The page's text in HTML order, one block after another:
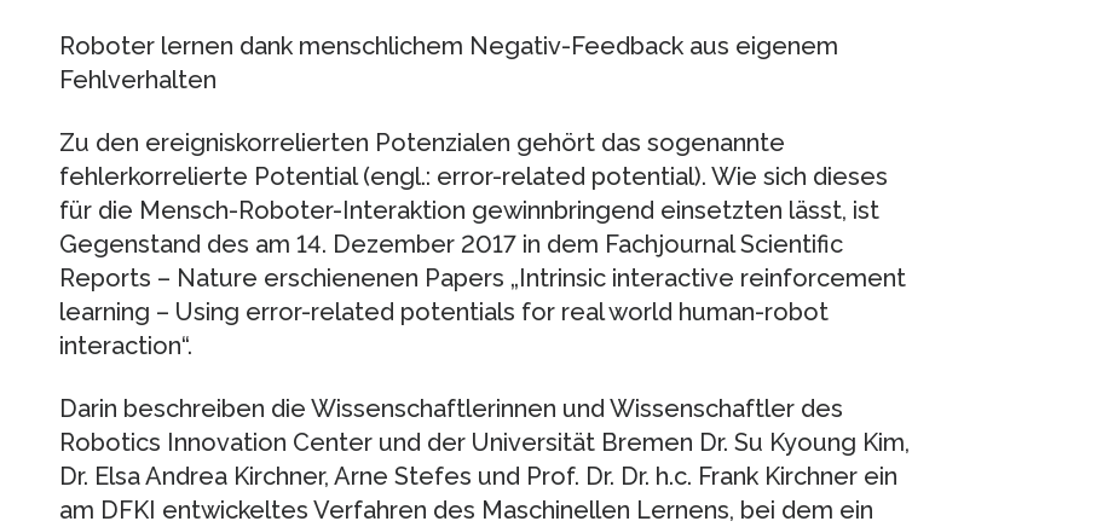
Roboter lernen dank menschlichem Negativ-Feedback aus eigenem
Fehlverhalten
Zu den ereigniskorrelierten Potenzialen gehört das sogenannte
fehlerkorrelierte Potential (engl.: error-related potential). Wie sich dieses
für die Mensch-Roboter-Interaktion gewinnbringend einsetzten lässt, ist
Gegenstand des am 14. Dezember 2017 in dem Fachjournal Scientific
Reports – Nature erschienenen Papers „Intrinsic interactive reinforcement
learning – Using error-related potentials for real world human-robot
interaction“.
Darin beschreiben die Wissenschaftlerinnen und Wissenschaftler des
Robotics Innovation Center und der Universität Bremen Dr. Su Kyoung Kim,
Dr. Elsa Andrea Kirchner, Arne Stefes und Prof. Dr. Dr. h.c. Frank Kirchner ein
am DFKI entwickeltes Verfahren des Maschinellen Lernens, bei dem ein